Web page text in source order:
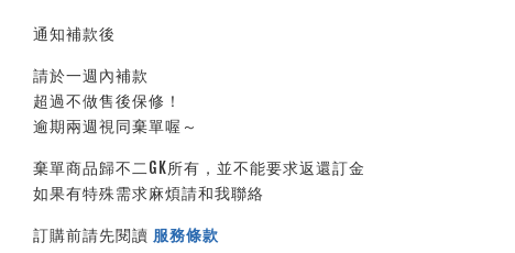
通知補款後
請於一週內補款
超過不做售後保修！
逾期兩週視同棄單喔～
棄單商品歸不二GK所有，並不能要求返還訂金
如果有特殊需求麻煩請和我聯絡
訂購前請先閱讀 服務條款